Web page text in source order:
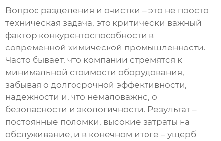
Вопрос разделения и очистки – это не просто
техническая задача, это критически важный
фактор конкурентоспособности в
современной химической промышленности.
Часто бывает, что компании стремятся к
минимальной стоимости оборудования,
забывая о долгосрочной эффективности,
надежности и, что немаловажно, о
безопасности и экологичности. Результат –
постоянные поломки, высокие затраты на
обслуживание, и в конечном итоге – ущерб